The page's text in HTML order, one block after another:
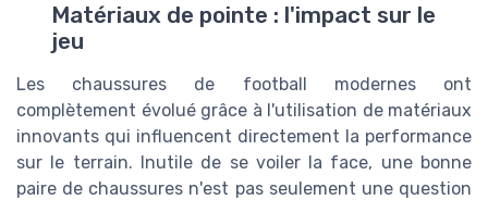
Matériaux de pointe : l'impact sur le
jeu
Les chaussures de football modernes ont
complètement évolué grâce à l'utilisation de matériaux
innovants qui influencent directement la performance
sur le terrain. Inutile de se voiler la face, une bonne
paire de chaussures n'est pas seulement une question